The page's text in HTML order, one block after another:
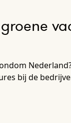
groene
bij de